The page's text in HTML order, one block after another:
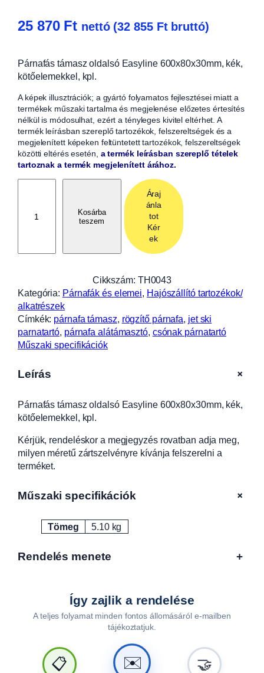
25 870 Ft nettó (32 855 Ftbruttó)
Párnafás támasz oldalsó Easyline 600x80x30mm, kék,
kötőelemekkel, kpl.
A képek illusztrációk; a gyártó folyamatos fejlesztései miatt a
termékek műszaki tartalma és megjelenése előzetes értesítés
nélkül is módosulhat, ezért a tényleges kivitel eltérhet. A
termék leírásban szereplő tartozékok, felszereltségek és a
megjelenített képeken feltüntetett tartozékok, felszereltségek
közötti eltérés esetén, a termék leírásban szereplő tételek
tartoznak a termék megjelenített árához.
t
á
m
a
s
l
a
l
ó
E
a
y
6
Kosárba
teszem
Áraj
ánla
tot
Kér
ek
Cikkszám: TH0043
Kategória: Párnafák és elemei Hajószállító tartozékok/
alkatrészek
Címkék: párnafa támasz rögzítő párnafa jet ski
parnatartó párnafa alátámasztó, csónak párnatartó
Műszaki specifikációk
Leírás +
Párnafás támasz oldalsó Easyline 600x80x30mm, kék,
kötőelemekkel, kpl.
Kérjük, rendeléskor a megjegyzés rovatban adja meg,
milyen méretű zártszelvényre kívánja felszerelni a
terméket.
Műszaki specifikációk +
Attribútumok Érték
Tömeg 5.10 kg
Rendelés menete +
Így zajlik a rendelése
A teljes folyamat minden fontos állomásáról e-mailben
tájékoztatjuk.
📋 ✉️ 🤝